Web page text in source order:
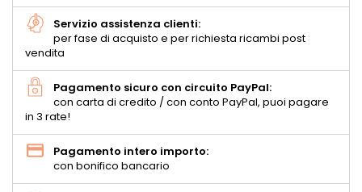
Servizio assistenza clienti:
per fase di acquisto e per richiesta ricambi post
vendita
Pagamento sicuro con circuito PayPal:
con carta di credito / con conto PayPal, puoi pagare
in 3 rate!
Pagamento intero importo:
con bonifico bancario